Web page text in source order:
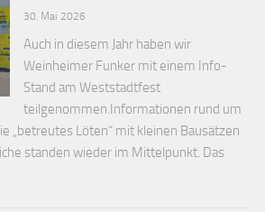
30. Mai 2026
Auch in diesem Jahr haben wir
Weinheimer Funker mit einem Info-
Stand am Weststadtfest
teilgenommen.Informationen rund um
„betreutes Löten“ mit kleinen Bausätzen
standen wieder im Mittelpunkt. Das